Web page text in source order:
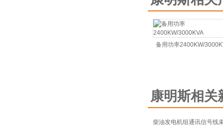
备用功率2400KW/
康明斯相关
柴油发电机组通讯信号线